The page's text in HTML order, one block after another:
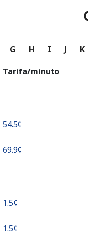
G H I J K
Tarifa/minuto
⁦54.5¢⁩
⁦69.9¢⁩
⁦1.5¢⁩
⁦1.5¢⁩